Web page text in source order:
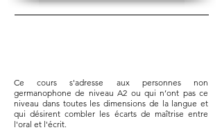
Ce cours s'adresse aux personnes non
germanophone de niveau A2 ou qui n’ont pas ce
niveau dans toutes les dimensions de la langue et
qui désirent combler les écarts de maîtrise entre
l'oral et l'écrit.